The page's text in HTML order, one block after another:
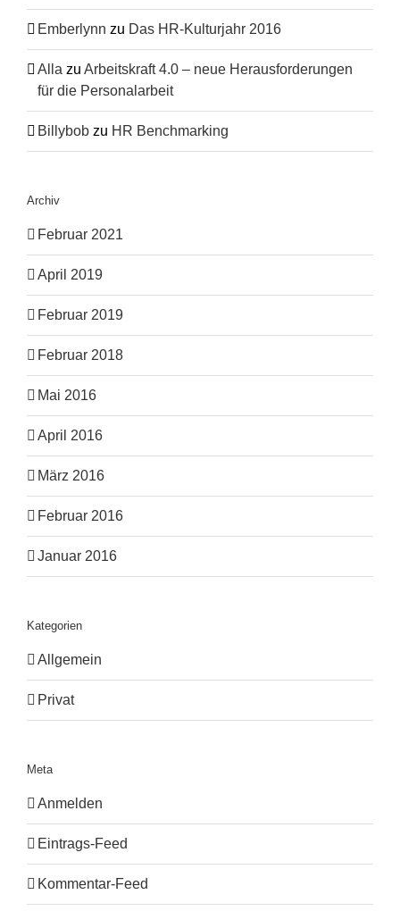
Emberlynn zu Das HR-Kulturjahr 2016
Alla zu Arbeitskraft 4.0 – neue Herausforderungen
für die Personalarbeit
Billybob zu HR Benchmarking
Archiv
Februar 2021
April 2019
Februar 2019
Februar 2018
Mai 2016
April 2016
März 2016
Februar 2016
Januar 2016
Kategorien
Allgemein
Privat
Meta
Anmelden
Eintrags-Feed
Kommentar-Feed